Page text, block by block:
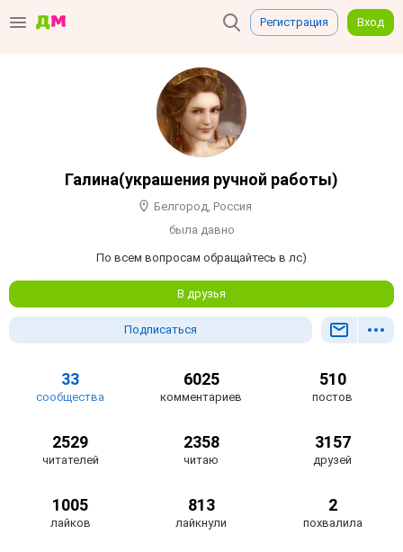
Регистрация Вход
Галина(украшения ручной работы)
Белгород, Россия
была давно
По всем вопросам обращайтесь в лс)
В друзья
Подписаться
33
сообщества
6025
комментариев
510
постов
2529
читателей
2358
читаю
3157
друзей
1005
лайков
813
лайкнули
2
похвалила